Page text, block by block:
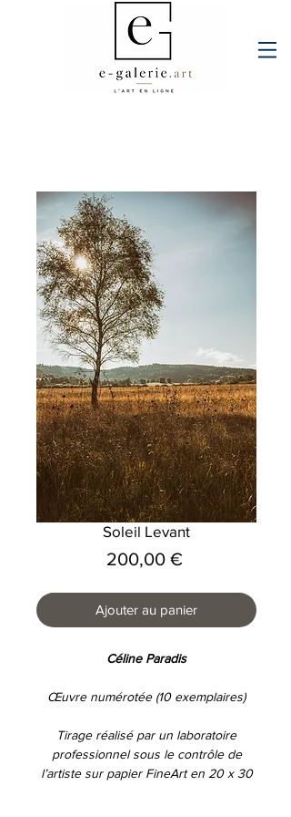
Soleil Levant
200,00 €Prix
Ajouter au panier
Céline Paradis
Œuvre numérotée (10 exemplaires)
Tirage réalisé par un laboratoire
professionnel sous le contrôle de
l’artistesur papier FineArten 20 x 30